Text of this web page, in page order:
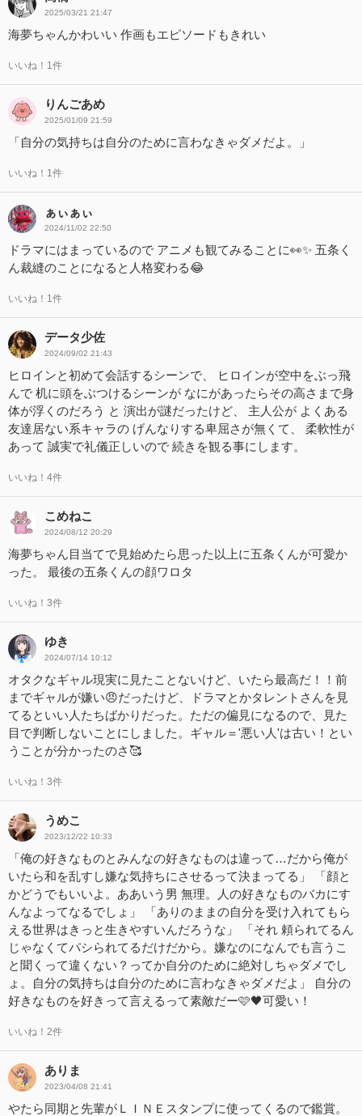
2025/03/21 21:47
海夢ちゃんかわいい 作画もエピソードもきれい
いいね！1件
りんごあめ
2025/01/09 21:59
「自分の気持ちは自分のために言わなきゃダメだよ。」
いいね！1件
ぁぃぁぃ
2024/11/02 22:50
ドラマにはまっているので アニメも観てみることに👀✨️ 五条く
ん裁縫のことになると人格変わる😂
いいね！1件
データ少佐
2024/09/02 21:43
ヒロインと初めて会話するシーンで、 ヒロインが空中をぶっ飛
んで 机に頭をぶつけるシーンが なにがあったらその高さまで身
体が浮くのだろう と 演出が謎だったけど、 主人公が よくある
友達居ない系キャラの げんなりする卑屈さが無くて、 柔軟性が
あって 誠実で礼儀正しいので 続きを観る事にします。
いいね！4件
こめねこ
2024/08/12 20:29
海夢ちゃん目当てで見始めたら思った以上に五条くんが可愛か
った。 最後の五条くんの顔ワロタ
いいね！3件
ゆき
2024/07/14 10:12
オタクなギャル現実に見たことないけど、いたら最高だ！！前
までギャルが嫌い😠だったけど、ドラマとかタレントさんを見
てるといい人たちばかりだった。ただの偏見になるので、見た
目で判断しないことにしました。ギャル＝'悪い人'は古い！とい
うことが分かったのさ🥰
いいね！3件
うめこ
2023/12/22 10:33
「俺の好きなものとみんなの好きなものは違って…だから俺が
いたら和を乱すし嫌な気持ちにさせるって決まってる」 「顔と
かどうでもいいよ。ああいう男 無理。人の好きなものバカにす
んなよってなるでしょ」 「ありのままの自分を受け入れてもら
える世界はきっと生きやすいんだろうな」 「それ 頼られてるん
じゃなくてパシられてるだけだから。嫌なのになんでも言うこ
と聞くって違くない？ってか自分のために絶対しちゃダメでし
ょ。自分の気持ちは自分のために言わなきゃダメだよ」 自分の
好きなものを好きって言えるって素敵だー🩷🖤可愛い！
いいね！2件
ありま
2023/04/08 21:41
やたら同期と先輩がＬＩＮＥスタンプに使ってくるので鑑賞。